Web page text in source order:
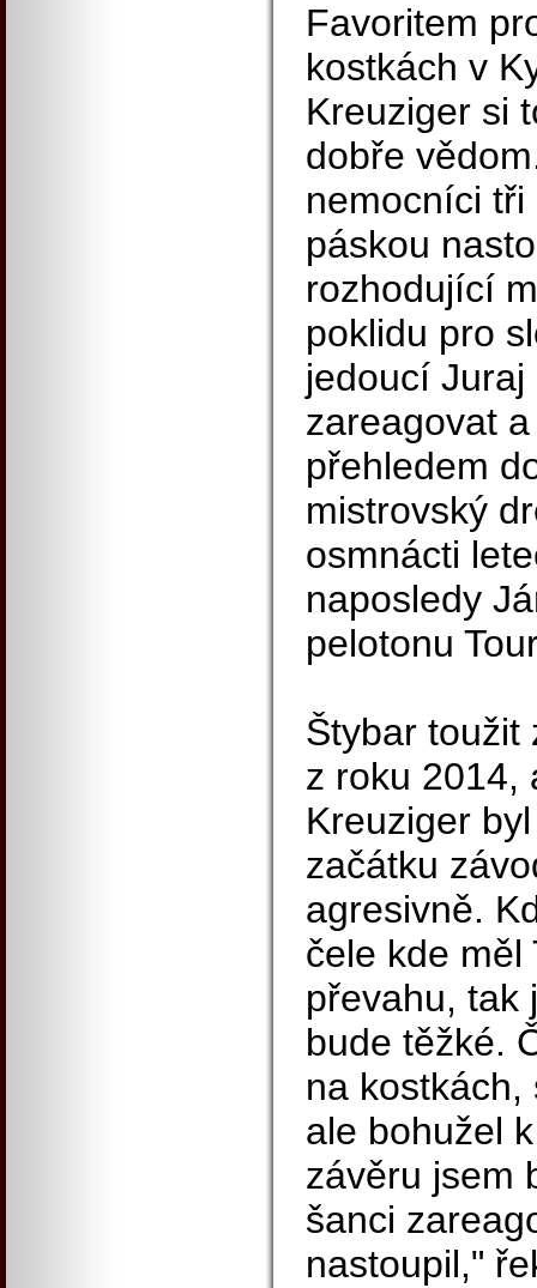
Favoritem
kostkách v
Kreuziger si
dobře
nemocníci
páskou
rozhodující
poklidu pro
jedoucí
zareagovat
přehledem
mistrovský
osmnácti
naposledy
pelotonu
Štybar toužit
z roku 2014,
Kreuziger
začátku
agresivně.
čele kde měl
převahu, tak
bude těžké.
na
ale bohužel
závěru jsem
šanci
nastoupil,"